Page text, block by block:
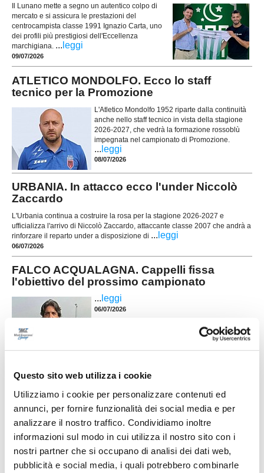
Questo sito web utilizza i cookie
Utilizziamo i cookie per personalizzare contenuti ed
annunci, per fornire funzionalità dei social media e per
analizzare il nostro traffico. Condividiamo inoltre
informazioni sul modo in cui utilizza il nostro sito con i
nostri partner che si occupano di analisi dei dati web,
pubblicità e social media, i quali potrebbero combinarle
Il Lunano mette a segno un autentico colpo di
mercato e si assicura le prestazioni del
centrocampista classe 1991 Ignazio Carta, uno
dei profili più prestigiosi dell'Eccellenza
marchigiana. ... leggi
09/07/2026
ATLETICO MONDOLFO. Ecco lo staff
tecnico per la Promozione
L'Atletico Mondolfo 1952 riparte dalla continuità
anche nello staff tecnico in vista della stagione
2026-2027, che vedrà la formazione rossoblù
impegnata nel campionato di Promozione.
... leggi
08/07/2026
URBANIA. In attacco ecco l'under Niccolò
Zaccardo
L'Urbania continua a costruire la rosa per la stagione 2026-2027 e
ufficializza l'arrivo di Niccolò Zaccardo, attaccante classe 2007 che andrà a
rinforzare il reparto under a disposizione di ... leggi
06/07/2026
FALCO ACQUALAGNA. Cappelli fissa
l'obiettivo del prossimo campionato
... leggi
06/07/2026
K-SPORT MONTECCHIO GALLO. Sulla
fascia arriva il giovane Valmori
Il K-Sport Montecchio Gallo investe sugli under e
mancino classe 2006 che andrà a rinforzare la
rosa in vista della prossima stagione. Cresciuto
nel settore giova
leggi
29/06/2026